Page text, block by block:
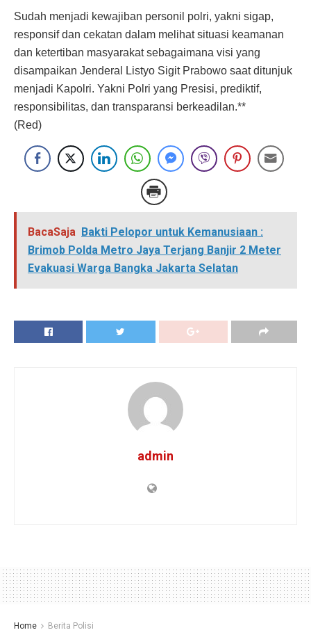
Sudah menjadi kewajiban personil polri, yakni sigap,
responsif dan cekatan dalam melihat situasi keamanan
dan ketertiban masyarakat sebagaimana visi yang
disampaikan Jenderal Listyo Sigit Prabowo saat ditunjuk
menjadi Kapolri. Yakni Polri yang Presisi, prediktif,
responsibilitas, dan transparansi berkeadilan.**
(Red)
BacaSaja Bakti Pelopor untuk Kemanusiaan :
Brimob Polda Metro Jaya Terjang Banjir 2 Meter
Evakuasi Warga Bangka Jakarta Selatan
admin
Home Berita Polisi